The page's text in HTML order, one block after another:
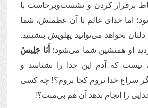
برقرار كردن و نشست‌وبرخاست با
اما خداى عالم با آن عظمتش، شما
بخواهد مى‌‌توانید پهلویش بنشینید.
او همنشین شما مى‌‌شود؛ أَنَا جَلِيسُ
نیست که آدم این خدا را نشناسد و
سراغ خدا نروم كجا بروم؟! چه كسى
را انجام بدهد آن هم بی‌منت؟!